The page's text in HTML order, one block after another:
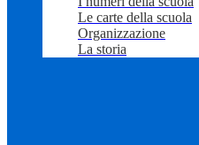
Le carte della scuola
Organizzazione
La storia